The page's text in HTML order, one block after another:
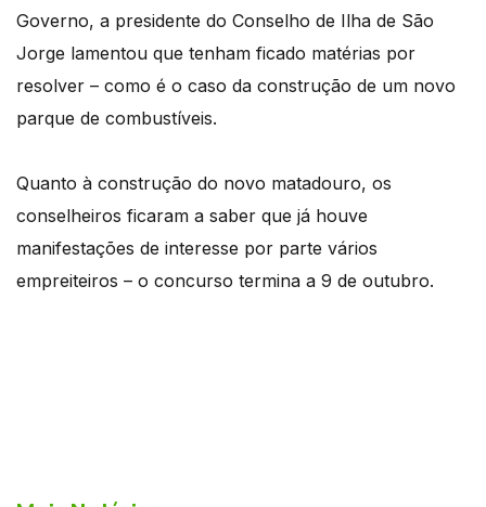
Governo, a presidente do Conselho de Ilha de São
Jorge lamentou que tenham ficado matérias por
resolver – como é o caso da construção de um novo
parque de combustíveis.
Quanto à construção do novo matadouro, os
conselheiros ficaram a saber que já houve
manifestações de interesse por parte vários
empreiteiros – o concurso termina a 9 de outubro.